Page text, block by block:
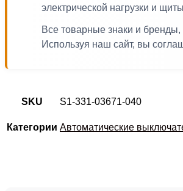
электрической нагрузки и
Все товарные знаки и
Используя наш сайт, вы
SKU S1-331-03671-040
Категории Автоматические